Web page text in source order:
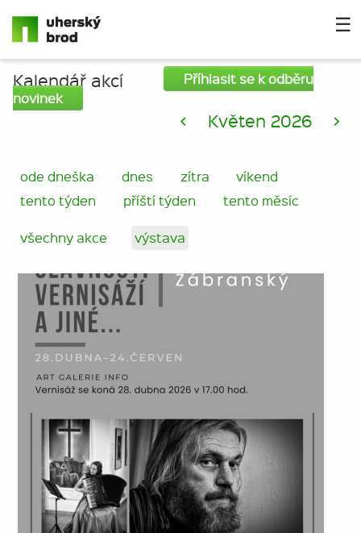
☰
Kalendář akcí
Příhlasit se k odběru
novinek
< Květen 2026 >
ode dneška dnes zítra
víkend
tento týden
příští týden tento měsíc
všechny akce výstava